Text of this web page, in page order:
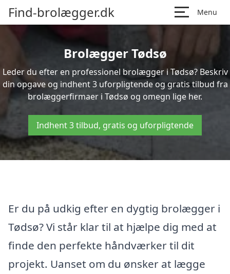
Find-brolægger.dk Menu
Brolægger Tødsø
Leder du efter en professionel brolægger i Tødsø? Beskriv
din opgave og indhent 3 uforpligtende og gratis tilbud fra
brolæggerfirmaer i Tødsø og omegn lige her.
Indhent 3 tilbud, gratis og uforpligtende
Er du på udkig efter en dygtig brolægger i
Tødsø? Vi står klar til at hjælpe dig med at
finde den perfekte håndværker til dit
projekt. Uanset om du ønsker at lægge